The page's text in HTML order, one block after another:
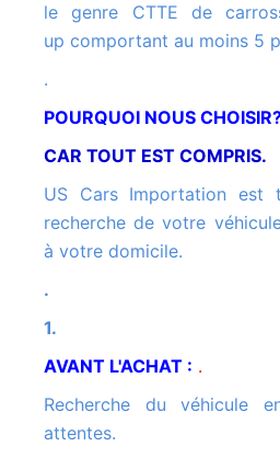
le genre CTTE de
up comportant au moins 5
.
POURQUOI NOUS
CAR TOUT EST COMPRIS.
US Cars Importation est transparent pour la
recherche de votre
à votre domicile.
.
1.
AVANT L'ACHAT : .
Recherche du véhicule en fonction de vos
attentes.